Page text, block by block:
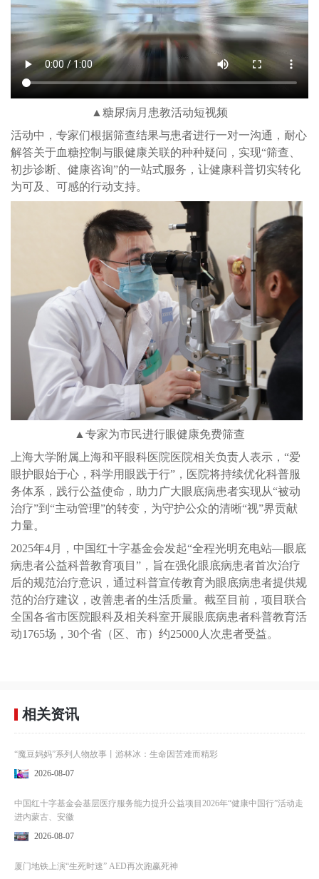
▲糖尿病月患教活动短视频
活动中，专家们根据筛查结果与患者进行一对一沟通，耐心
解答关于血糖控制与眼健康关联的种种疑问，实现“筛查、
初步诊断、健康咨询”的一站式服务，让健康科普切实转化
为可及、可感的行动支持。
▲专家为市民进行眼健康免费筛查
上海大学附属上海和平眼科医院医院相关负责人表示，“爱
眼护眼始于心，科学用眼践于行”，医院将持续优化科普服
务体系，践行公益使命，助力广大眼底病患者实现从“被动
治疗”到“主动管理”的转变，为守护公众的清晰“视”界贡献
力量。
2025年4月，中国红十字基金会发起“全程光明充电站—眼底
病患者公益科普教育项目”，旨在强化眼底病患者首次治疗
后的规范治疗意识，通过科普宣传教育为眼底病患者提供规
范的治疗建议，改善患者的生活质量。截至目前，项目联合
全国各省市医院眼科及相关科室开展眼底病患者科普教育活
动1765场，30个省（区、市）约25000人次患者受益。
相关资讯
“魔豆妈妈”系列人物故事丨游林冰：生命因苦难而精彩
2026-08-07
中国红十字基金会基层医疗服务能力提升公益项目2026年“健康中国行”活动走
进内蒙古、安徽
2026-08-07
厦门地铁上演“生死时速” AED再次跑赢死神